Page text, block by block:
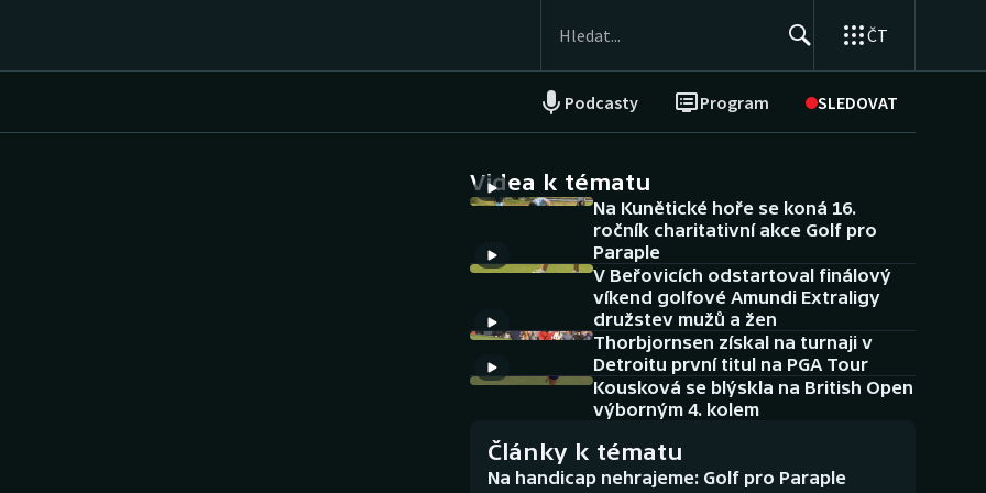
ČT
Podcasty Program SLEDOVAT
NEPŘEHLÉDNĚTE
Historické návraty
Aplikace ČT sport
AZ kvíz
Videa k tématu
Na Kunětické hoře se koná 16.
ročník charitativní akce Golf pro
Paraple
V Beřovicích odstartoval finálový
víkend golfové Amundi Extraligy
družstev mužů a žen
Thorbjornsen získal na turnaji v
Detroitu první titul na PGA Tour
Kousková se blýskla na British Open
výborným 4. kolem
Články k tématu
Na handicap nehrajeme: Golf pro Paraple